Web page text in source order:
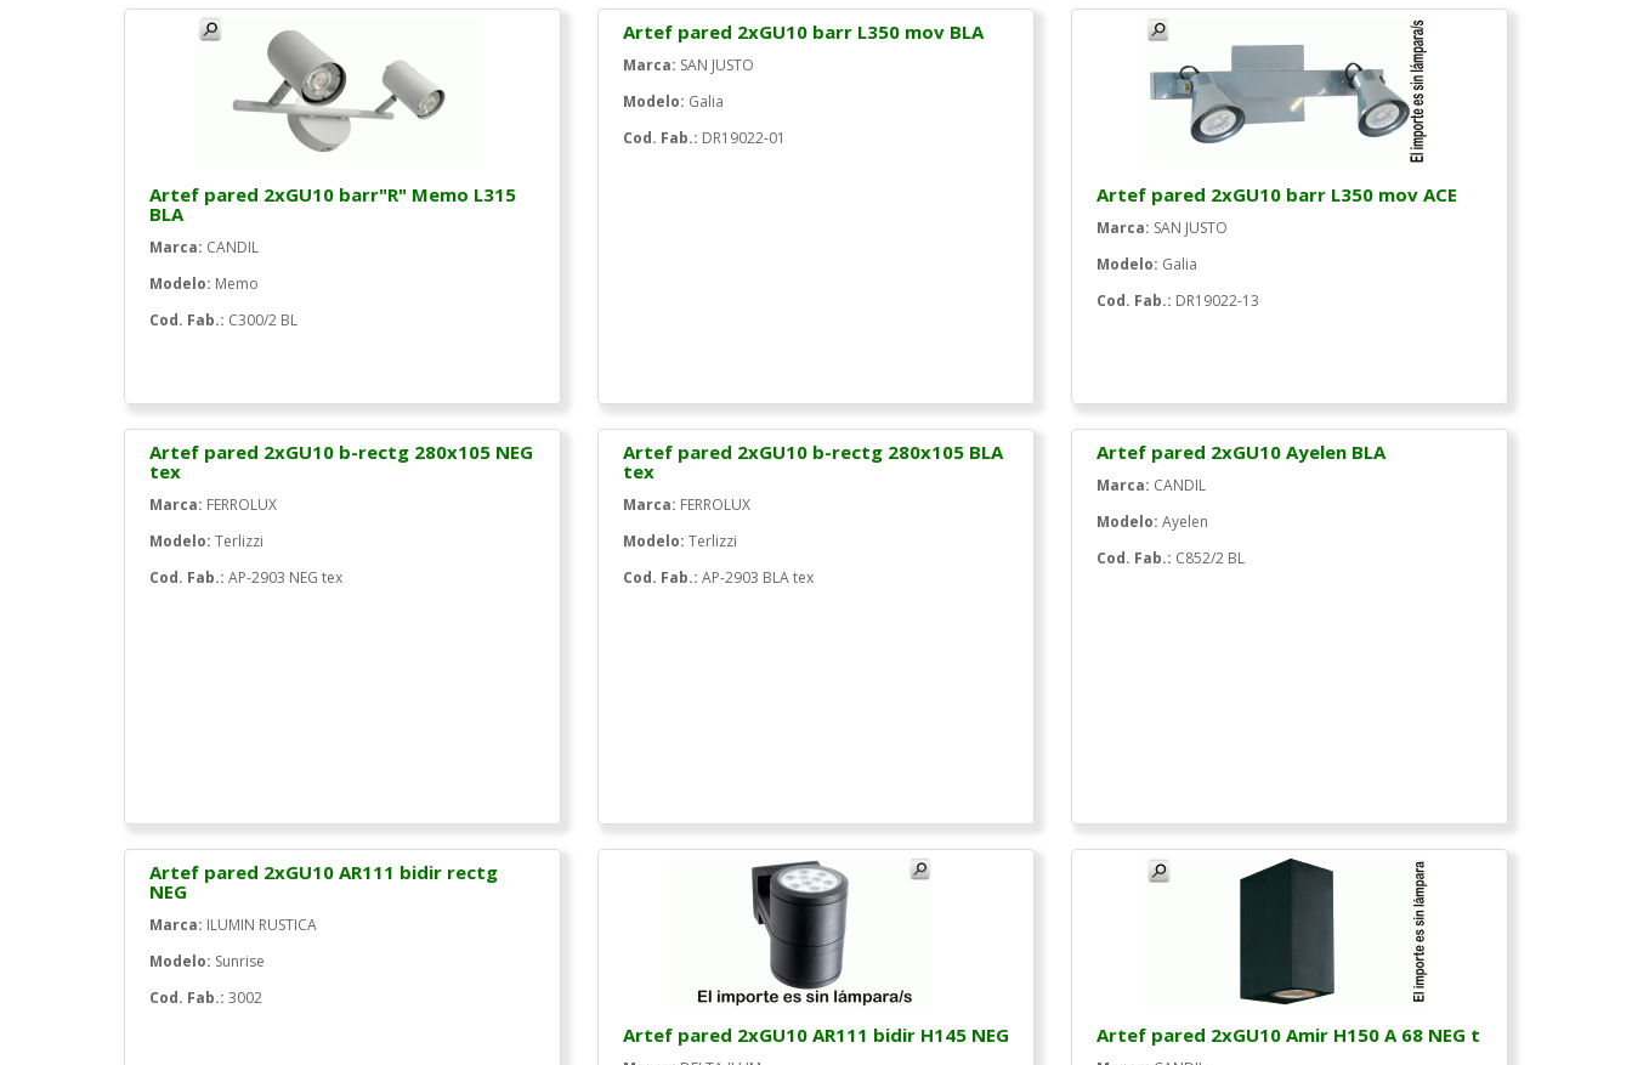
Artef pared 2xGU10 barr"R" Memo L315
BLA
Marca: CANDIL
Modelo: Memo
Cod. Fab.: C300/2 BL
Artef pared 2xGU10 barr L350 mov BLA
Marca: SAN JUSTO
Modelo: Galia
Cod. Fab.: DR19022-01
Artef pared 2xGU10 barr L350 mov ACE
Marca: SAN JUSTO
Modelo: Galia
Cod. Fab.: DR19022-13
Artef pared 2xGU10 b-rectg 280x105 NEG
tex
Marca: FERROLUX
Modelo: Terlizzi
Cod. Fab.: AP-2903 NEG tex
Artef pared 2xGU10 b-rectg 280x105 BLA
tex
Marca: FERROLUX
Modelo: Terlizzi
Cod. Fab.: AP-2903 BLA tex
Artef pared 2xGU10 Ayelen BLA
Marca: CANDIL
Modelo: Ayelen
Cod. Fab.: C852/2 BL
Artef pared 2xGU10 AR111 bidir rectg
NEG
Marca: ILUMIN RUSTICA
Modelo: Sunrise
Cod. Fab.: 3002
Artef pared 2xGU10 AR111 bidir H145 NEG Artef pared 2xGU10 Amir H150 A 68 NEG t